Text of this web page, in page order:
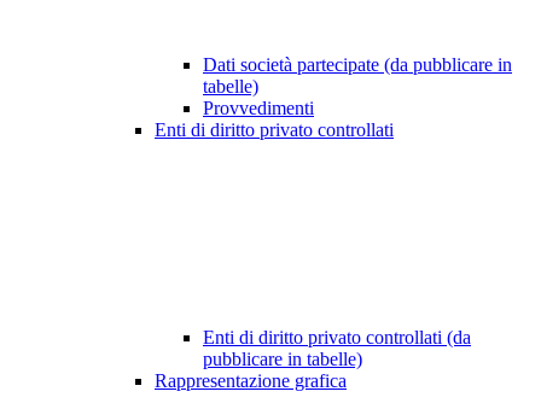
Dati società partecipate (da pubblicare in
tabelle)
Provvedimenti
Enti di diritto privato controllati
Enti di diritto privato controllati (da
pubblicare in tabelle)
Rappresentazione grafica